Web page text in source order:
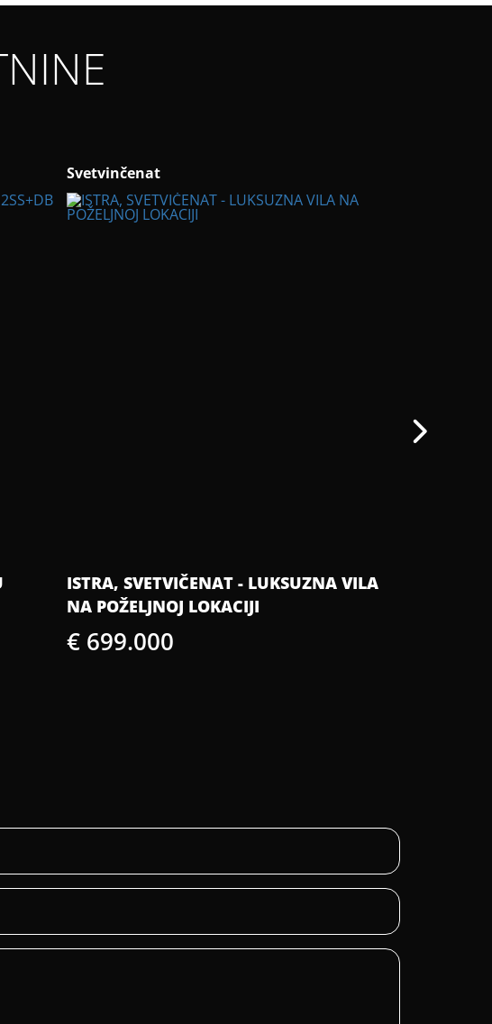
Svetvinčenat
ISTRA, SVETVIČENAT - LUKSUZNA VILA
NA POŽELJNOJ LOKACIJI
€ 699.000